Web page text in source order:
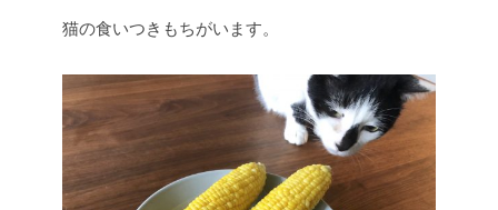
猫の食いつきもちがいます。